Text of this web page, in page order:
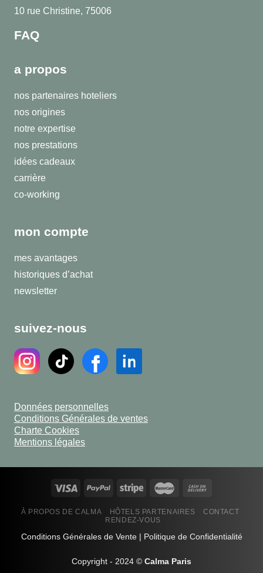
10 rue Christine, 75006
FAQ
a propos
nos partenaires hoteliers
nos origines
notre expertise
nos prestations
idées cadeaux
carrière
co-working
mon compte
mes avantages
historiques d’achat
newsletter
suivez-nous
Données personnelles
Conditions Générales de ventes
Charte Cookies
Mentions légales
À PROPOS DE CALMA HÔTELS PARTENAIRES
CONTACT
RENDEZ-VOUS
Conditions Générales de Vente| Politique de Confidentialité
Copyright - 2024 © Calma Paris